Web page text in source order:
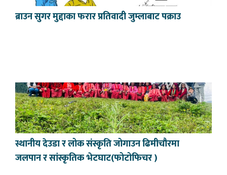
ब्राउन सुगर मुद्दाका फरार प्रतिवादी जुम्लाबाट पक्राउ
स्थानीय देउडा र लोक संस्कृति जोगाउन ढिमीचौरमा
जलपान र सांस्कृतिक भेटघाट(फोटोफिचर )